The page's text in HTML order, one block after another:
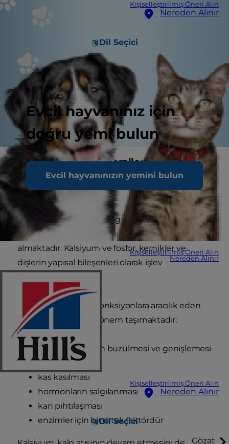
Kişiselleştirilmiş Öneri Alın
Nereden Alınır
Dil Seçici
Evcil hayvanınız için
doğru yemi bulun
Evcil hayvanınızın yemini bulun
Kişiselleştirilmiş Öneri Alın
Nereden Alınır
Kişiselleştirilmiş Öneri Alın
Nereden Alınır
Dil Seçici
Gözat
Bireysel olarak mineraller
KALSİYUM VE FOSFOR
Kalsiyum vücutta en yaygın olarak bulunan
mineraldir ve fosfor da ikinci sırada yer
almaktadır. Kalsiyum ve fosfor, kemikler ve
dişlerin yapısal bileşenleri olarak işlev
Kalsiyum, aşağıdaki fonksiyonlara aracılık eden
bir haberci olarak da önem taşımaktadır:
kan damarlarının büzülmesi ve genişlemesi
sinirsel iletim
kas kasılması
hormonların salgılanması
kan pıhtılaşması
enzimler için bir ortak faktördür